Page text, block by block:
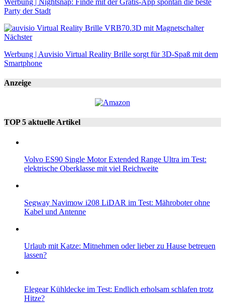
Party der Stadt
Nächster
Werbung | Auvisio Virtual Reality Brille sorgt für 3D-Spaß mit dem
Smartphone
Anzeige
TOP 5 aktuelle Artikel
Volvo ES90 Single Motor Extended Range Ultra im Test:
elektrische Oberklasse mit viel Reichweite
Segway Navimow i208 LiDAR im Test: Mähroboter ohne
Kabel und Antenne
Urlaub mit Katze: Mitnehmen oder lieber zu Hause betreuen
lassen?
Elegear Kühldecke im Test: Endlich erholsam schlafen trotz
Hitze?